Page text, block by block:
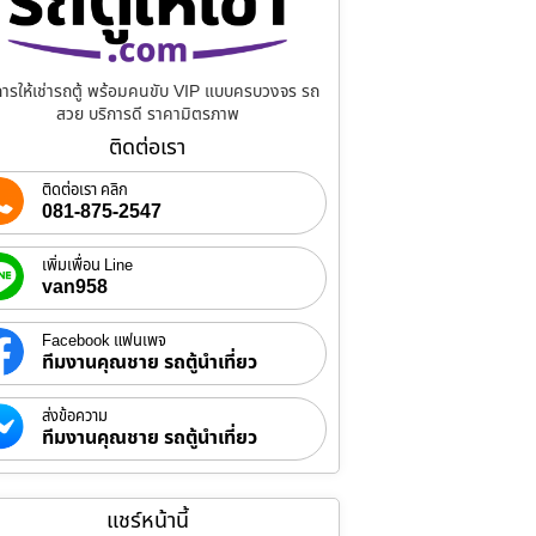
รให้เช่ารถตู้ พร้อมคนขับ VIP แบบครบวงจร รถ
สวย บริการดี ราคามิตรภาพ
ติดต่อเรา
ติดต่อเรา คลิก
081-875-2547
เพิ่มเพื่อน Line
van958
Facebook แฟนเพจ
ทีมงานคุณชาย รถตู้นำเที่ยว
ส่งข้อความ
ทีมงานคุณชาย รถตู้นำเที่ยว
แชร์หน้านี้